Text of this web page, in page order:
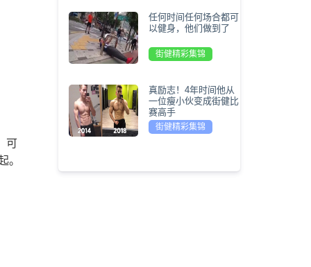
可
。
任何时间任何场合都可
以健身，他们做到了
街健精彩集锦
真励志！4年时间他从
一位瘦小伙变成街健比
赛高手
街健精彩集锦